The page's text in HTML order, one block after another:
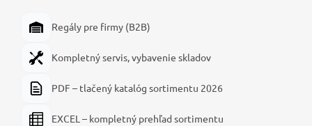
Regály pre firmy (B2B)
Kompletný servis, vybavenie skladov
PDF – tlačený katalóg sortimentu 2026
EXCEL – kompletný prehľad sortimentu